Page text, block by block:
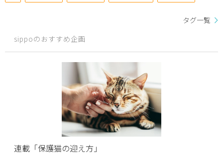
タグ一覧
sippoのおすすめ企画
連載「保護猫の迎え方」